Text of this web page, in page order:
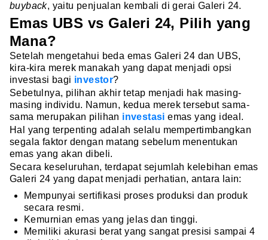
buyback, yaitu penjualan kembali di gerai Galeri 24.
Emas UBS vs Galeri 24, Pilih yang
Mana?
Setelah mengetahui beda emas Galeri 24 dan UBS,
kira-kira merek manakah yang dapat menjadi opsi
investasi bagi investor?
Sebetulnya, pilihan akhir tetap menjadi hak masing-
masing individu. Namun, kedua merek tersebut sama-
sama merupakan pilihan investasi emas yang ideal.
Hal yang terpenting adalah selalu mempertimbangkan
segala faktor dengan matang sebelum menentukan
emas yang akan dibeli.
Secara keseluruhan, terdapat sejumlah kelebihan emas
Galeri 24 yang dapat menjadi perhatian, antara lain:
Mempunyai sertifikasi proses produksi dan produk
secara resmi.
Kemurnian emas yang jelas dan tinggi.
Memiliki akurasi berat yang sangat presisi sampai 4